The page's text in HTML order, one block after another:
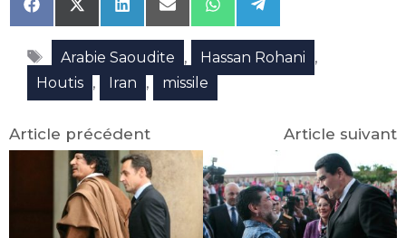
Share
on
Facebook
Share
on
X
(Twitter)
Share
on
LinkedIn
Share
on
Email
Share
on
WhatsApp
Share
on
Telegram
Étiquettes
Arabie Saoudite , Hassan Rohani ,
Houtis , Iran , missile
Article précédent Article suivant